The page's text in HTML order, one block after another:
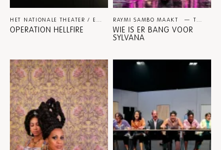
HET NATIONALE THEATER / ERIC DE VROEDT THEATER
OPERATION HELLFIRE
RAYMI SAMBO MAAKT THEATER
WIE IS ER BANG VOOR
SYLVANA